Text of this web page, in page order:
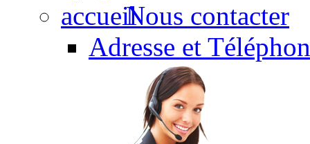
Nous contacter
Adresse et